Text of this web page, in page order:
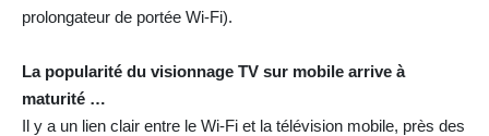
prolongateur de portée Wi-Fi).
La popularité du visionnage TV sur mobile arrive à
maturité …
Il y a un lien clair entre le Wi-Fi et la télévision mobile, près des